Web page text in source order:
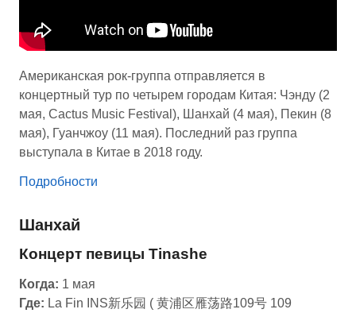
Американская рок-группа отправляется в
концертный тур по четырем городам Китая: Чэнду (2
мая, Cactus Music Festival), Шанхай (4 мая), Пекин (8
мая), Гуанчжоу (11 мая). Последний раз группа
выступала в Китае в 2018 году.
Подробности
Шанхай
Концерт певицы Tinashe
Когда: 1 мая
Где: La Fin INS新乐园 ( 黄浦区雁荡路109号 109